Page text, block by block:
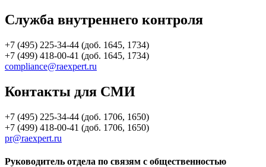
Служба внутреннего контроля
+7 (495) 225-34-44 (доб. 1645, 1734)
+7 (499) 418-00-41 (доб. 1645, 1734)
compliance@raexpert.ru
Контакты для СМИ
+7 (495) 225-34-44 (доб. 1706, 1650)
+7 (499) 418-00-41 (доб. 1706, 1650)
pr@raexpert.ru
Руководитель отдела по связям с общественностью